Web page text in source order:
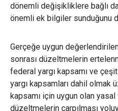
dönemli değişikliklere bağlı
önemli ek bilgiler sunduğunu
Gerçeğe uygun
sonrası düzeltmelerin
federal yargı kapsamı ve
yargı kapsamları dahil olmak
kapsamı için uygun olan
düzeltmelerin çarpılması